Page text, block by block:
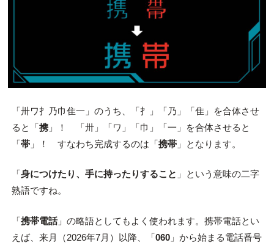
「卅ワ扌乃巾隹一」のうち、「扌」「乃」「隹」を合体させ
ると「携」！ 「卅」「ワ」「巾」「一」を合体させると
「帯」！ すなわち完成するのは「携帯」となります。
「 身につけたり、手に持ったりすること 」という意味の二字
熟語ですね。
「携帯電話」の略語としてもよく使われます。携帯電話とい
えば、来月（2026年7月）以降、「060」から始まる電話番号